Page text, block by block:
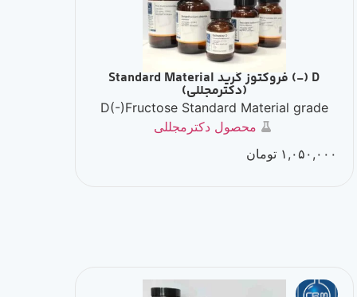
D (-) فروکتوز گرید Standard Material
(دکترمجللی)
D(-)Fructose Standard Material grade
محصول دکترمجللی
۱,۰۵۰,۰۰۰ تومان